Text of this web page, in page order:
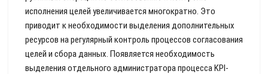
исполнения целей увеличивается многократно. Это
приводит к необходимости выделения дополнительных
ресурсов на регулярный контроль процессов согласования
целей и сбора данных. Появляется необходимость
выделения отдельного администратора процесса KPI-